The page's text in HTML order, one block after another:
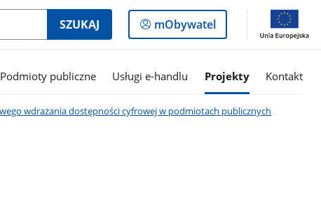
SZUKAJ
Logowanie
do
mObywatel
Podmioty publiczne Usługi e-handlu Projekty Kontakt
wdrażania dostępności cyfrowej w podmiotach publicznych